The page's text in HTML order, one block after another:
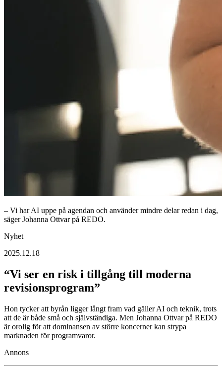
– Vi har AI uppe på agendan och använder mindre delar redan i dag,
säger Johanna Ottvar på REDO.
Nyhet
2025.12.18
“Vi ser en risk i tillgång till moderna
revisionsprogram”
Hon tycker att byrån ligger långt fram vad gäller AI och teknik, trots
att de är både små och självständiga. Men Johanna Ottvar på REDO
är orolig för att dominansen av större koncerner kan strypa
marknaden för programvaror.
Annons